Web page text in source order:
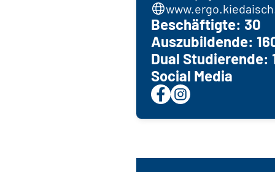
Beschäftigte: 30
Auszubildende:
Dual Studierende:
Social Media